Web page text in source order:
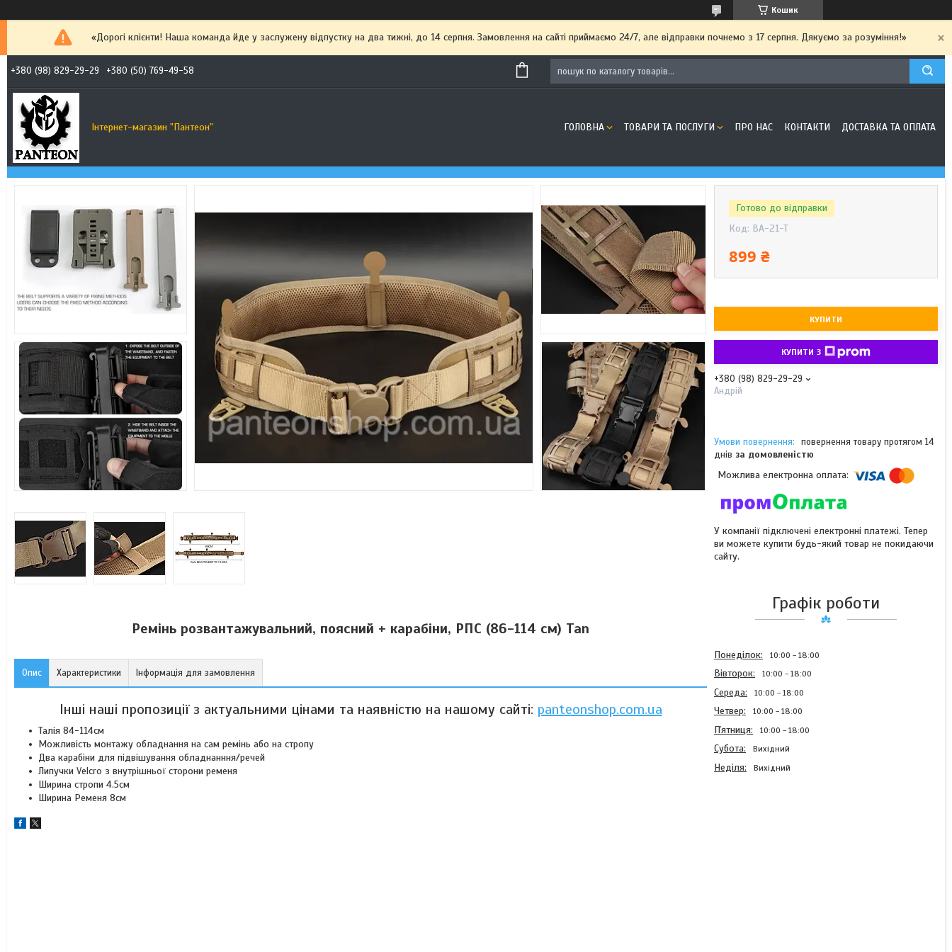
Кошик
«Дорогі клієнти! Наша команда йде у заслужену відпустку на два тижні, до 14 серпня. Замовлення на сайті приймаємо 24/7, але відправки почнемо з 17 серпня. Дякуємо за розуміння!»
+380 (98) 829-29-29 +380 (50) 769-49-58
Інтернет-магазин "Пантеон" ГОЛОВНА ТОВАРИ ТА ПОСЛУГИ ПРО НАС КОНТАКТИ ДОСТАВКА ТА ОПЛАТА
Ремінь розвантажувальний, поясний + карабіни, РПС (86-114 см) Tan
Опис Характеристики Інформація для замовлення
Інші наші пропозиції з актуальними цінами та наявністю на нашому сайті: panteonshop.com.ua
Талія 84-114см
Можливість монтажу обладнання на сам ремінь або на стропу
Два карабіни для підвішування обладнанння/речей
Липучки Velcro з внутрішньої сторони ременя
Ширина стропи 4.5см
Ширина Ременя 8см
Готово до відправки
Код: BA-21-T
899 ₴
КУПИТИ
КУПИТИ З
+380 (98) 829-29-29
Андрій
повернення товару протягом 14
днів за домовленістю
У компанії підключені електронні платежі. Тепер
ви можете купити будь-який товар не покидаючи
сайту.
Графік роботи
Понеділок 10:00 18:00
Вівторок 10:00 18:00
Середа 10:00 18:00
Четвер 10:00 18:00
Пʼятниця 10:00 18:00
Субота Вихідний
Неділя Вихідний